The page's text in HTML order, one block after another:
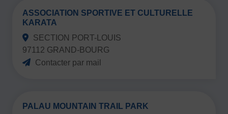
ASSOCIATION SPORTIVE ET CULTURELLE
KARATA
SECTION PORT-LOUIS
97112 GRAND-BOURG
Contacter par mail
PALAU MOUNTAIN TRAIL PARK